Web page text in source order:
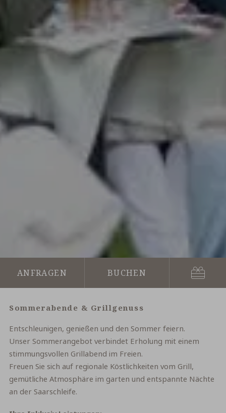
Buchen
Anfragen
Sommerabende & Grillgenuss
Entschleunigen, genießen und den Sommer feiern.
Unser Sommerangebot verbindet Erholung mit einem
stimmungsvollen Grillabend im Freien.
Freuen Sie sich auf regionale Köstlichkeiten vom Grill,
gemütliche Atmosphäre im garten und entspannte Nächte
an der Saarschleife.